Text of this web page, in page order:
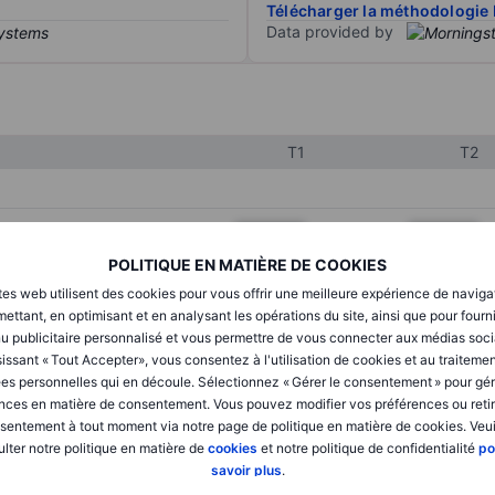
POLITIQUE EN MATIÈRE DE COOKIES
web utilisent des cookies pour vous offrir une meilleure expérience de
en optimisant et en analysant les opérations du site, ainsi que pour
publicitaire personnalisé et vous permettre de vous connecter aux médias
« Tout Accepter», vous consentez à l'utilisation de cookies et au
personnelles qui en découle. Sélectionnez « Gérer le consentement » pour
en matière de consentement. Vous pouvez modifier vos préférences ou
à tout moment via notre page de politique en matière de cookies.
notre politique en matière de cookies et notre politique de confidentialité
savoir plus.
Télécharger la méthodologie
Data provided by
T1 T2
XXXXXXX XXXXXXX
XXXXXXX
XXXXXXX XXXXXXX
XXXXXXX XXXXXXX
XXXXXXX XXXXXXX